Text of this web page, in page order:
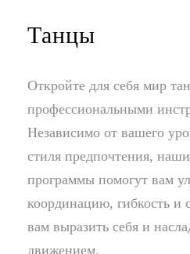
Танцы
Откройте для себя мир
профессиональными
Независимо от вашего
стиля предпочтения,
программы помогут вам
координацию, гибкость и
вам выразить себя и
движением.